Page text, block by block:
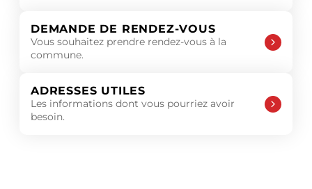
DEMANDE DE RENDEZ-VOUS
Vous souhaitez prendre rendez-vous à la
commune.
ADRESSES UTILES
Les informations dont vous pourriez avoir
besoin.